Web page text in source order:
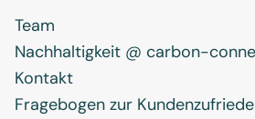
Team
Nachhaltigkeit @ carbon-
Kontakt
Fragebogen zur